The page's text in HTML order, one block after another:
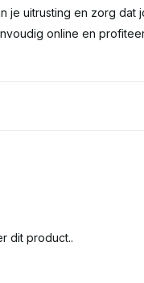
je uitrusting en zorg dat
online en
dit product..